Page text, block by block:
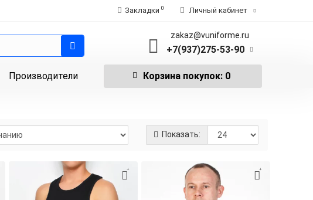
Закладки 0 Личный кабинет
zakaz@vuniforme.ru
+7(937)275-53-90
Производители Корзина покупок: 0
Показать: